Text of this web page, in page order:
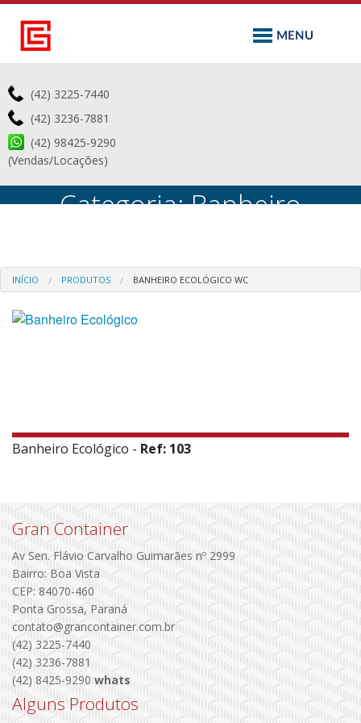
(42) 3225-7440
(42) 3236-7881
(42) 98425-9290
(Vendas/Locações)
Categoria: Banheiro
INÍCIO PRODUTOS BANHEIRO ECOLÓGICO WC
Banheiro Ecológico - Ref: 103
Gran Container
Av Sen. Flávio Carvalho Guimarães nº 2999
Bairro: Boa Vista
CEP: 84070-460
Ponta Grossa, Paraná
contato@grancontainer.com.br
(42) 3225-7440
(42) 3236-7881
(42) 8425-9290 whats
Alguns Produtos